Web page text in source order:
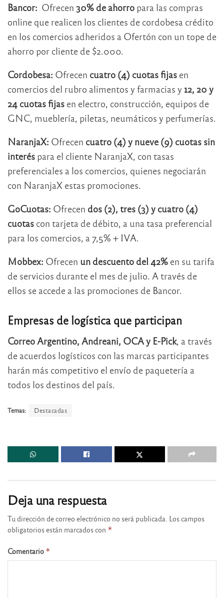
Bancor: Ofrecen 30% de ahorro para las compras
online que realicen los clientes de cordobesa crédito
en los comercios adheridos a Ofertón con un tope de
ahorro por cliente de $2.000.
Cordobesa: Ofrecen cuatro (4) cuotas fijas en
comercios del rubro alimentos y farmacias y 12, 20 y
24 cuotas fijas en electro, construcción, equipos de
GNC, mueblería, piletas, neumáticos y perfumerías.
NaranjaX: Ofrecen cuatro (4) y nueve (9) cuotas sin
interés para el cliente NaranjaX, con tasas
preferenciales a los comercios, quienes negociarán
con NaranjaX estas promociones.
GoCuotas: Ofrecen dos (2), tres (3) y cuatro (4)
cuotas con tarjeta de débito, a una tasa preferencial
para los comercios, a 7,5% + IVA.
Mobbex: Ofrecen un descuento del 42% en su tarifa
de servicios durante el mes de julio. A través de
ellos se accede a las promociones de Bancor.
Empresas de logística que participan
Correo Argentino, Andreani, OCA y E-Pick, a través
de acuerdos logísticos con las marcas participantes
harán más competitivo el envío de paquetería a
todos los destinos del país.
Temas: Destacadas
Deja una respuesta
Tu dirección de correo electrónico no será publicada. Los campos
obligatorios están marcados con *
Comentario *